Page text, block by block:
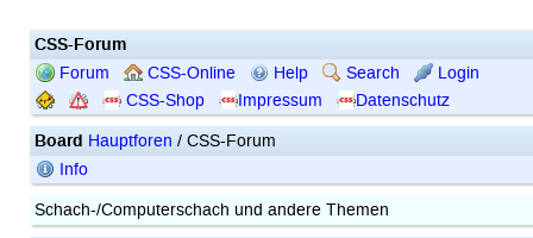
CSS-Forum
Forum CSS-Online Help Search
Login
CSS-Shop
Impressum Datenschutz
Board Hauptforen / CSS-Forum
Info
Schach-/Computerschach und andere Themen